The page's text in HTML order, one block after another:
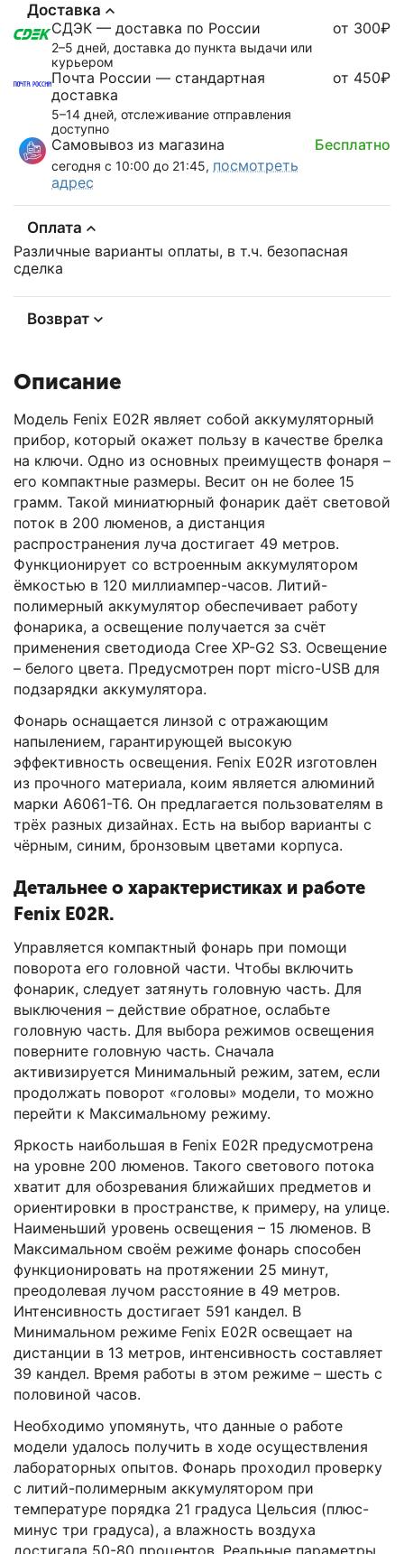
Доставка
СДЭК — доставка по России
2–5 дней, доставка до пункта выдачи или
курьером
от 300₽
Почта России — стандартная
доставка
5–14 дней, отслеживание отправления
доступно
от 450₽
Самовывоз из магазина
сегодня с 10:00 до 21:45, посмотреть
адрес
Бесплатно
Оплата
Различные варианты оплаты, в т.ч. безопасная
сделка
Возврат
Описание
Модель Fenix E02R являет собой аккумуляторный
прибор, который окажет пользу в качестве брелка
на ключи. Одно из основных преимуществ фонаря –
его компактные размеры. Весит он не более 15
грамм. Такой миниатюрный фонарик даёт световой
поток в 200 люменов, а дистанция
распространения луча достигает 49 метров.
Функционирует со встроенным аккумулятором
ёмкостью в 120 миллиампер-часов. Литий-
полимерный аккумулятор обеспечивает работу
фонарика, а освещение получается за счёт
применения светодиода Cree XP-G2 S3. Освещение
– белого цвета. Предусмотрен порт micro-USB для
подзарядки аккумулятора.
Фонарь оснащается линзой с отражающим
напылением, гарантирующей высокую
эффективность освещения. Fenix E02R изготовлен
из прочного материала, коим является алюминий
марки А6061-Т6. Он предлагается пользователям в
трёх разных дизайнах. Есть на выбор варианты с
чёрным, синим, бронзовым цветами корпуса.
Детальнее о характеристиках и работе
Fenix E02R.
Управляется компактный фонарь при помощи
поворота его головной части. Чтобы включить
фонарик, следует затянуть головную часть. Для
выключения – действие обратное, ослабьте
головную часть. Для выбора режимов освещения
поверните головную часть. Сначала
активизируется Минимальный режим, затем, если
продолжать поворот «головы» модели, то можно
перейти к Максимальному режиму.
Яркость наибольшая в Fenix E02R предусмотрена
на уровне 200 люменов. Такого светового потока
хватит для обозревания ближайших предметов и
ориентировки в пространстве, к примеру, на улице.
Наименьший уровень освещения – 15 люменов. В
Максимальном своём режиме фонарь способен
функционировать на протяжении 25 минут,
преодолевая лучом расстояние в 49 метров.
Интенсивность достигает 591 кандел. В
Минимальном режиме Fenix E02R освещает на
дистанции в 13 метров, интенсивность составляет
39 кандел. Время работы в этом режиме – шесть с
половиной часов.
Необходимо упомянуть, что данные о работе
модели удалось получить в ходе осуществления
лабораторных опытов. Фонарь проходил проверку
с литий-полимерным аккумулятором при
температуре порядка 21 градуса Цельсия (плюс-
минус три градуса), а влажность воздуха
достигала 50-80 процентов. Реальные параметры